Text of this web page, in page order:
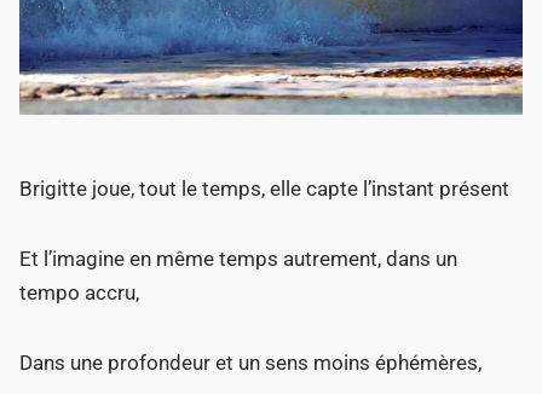
Brigitte joue, tout le temps, elle capte l’instant présent
Et l’imagine en même temps autrement, dans un
tempo accru,
Dans une profondeur et un sens moins éphémères,